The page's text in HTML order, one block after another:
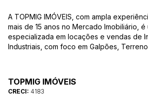
A TOPMIG IMÓVEIS, com ampla
mais de 15 anos no Mercado Imobiliário, é
especializada em locações e vendas de
Industriais, com foco em Galpões,
suas necessidades e objetivos
devidamente credenciados ao CRECI-
para sanar todas as suas dúvidas e
TOPMIG IMÓVEIS
CRECI: 4183